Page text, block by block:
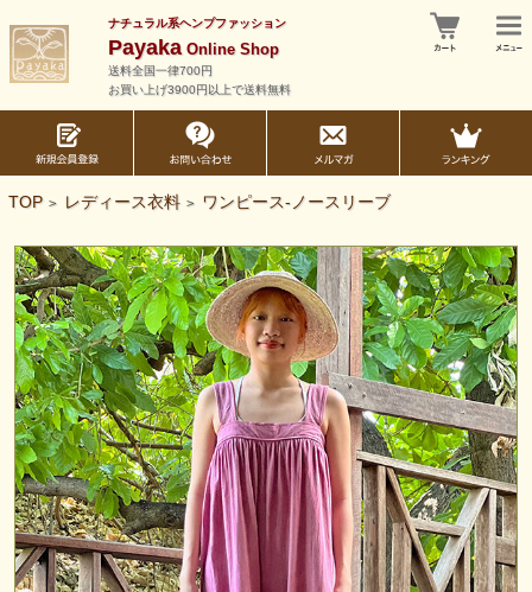
ナチュラル系ヘンプファッション
PayakaOnline Shop
送料全国一律700円
お買い上げ3900円以上で送料無料
TOP > レディース衣料 > ワンピース-ノースリーブ